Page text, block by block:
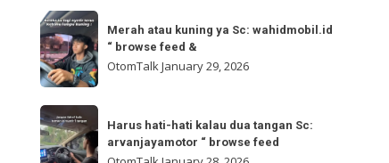
&
follow
otw
🌬
🌬
Sc:
“
browse
Merah
atau
kuning
ya
Sc:
wahidmobil.id
“
Merah atau kuning ya Sc: wahidmobil.id
“ browse feed &
OtomTalkJanuary 29, 2026
Harus
hati-
hati
Harus hati-hati kalau dua tangan Sc:
arvanjayamotor “ browse feed